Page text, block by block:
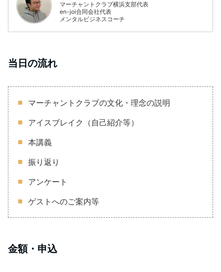
マーチャントクラブ横浜支部代表
en-joi合同会社代表
メンタルビジネスコーチ
当日の流れ
マーチャントクラブの文化・理念の説明
アイスブレイク（自己紹介等）
本講義
振り返り
アンケート
ゲストへのご案内等
金額・申込